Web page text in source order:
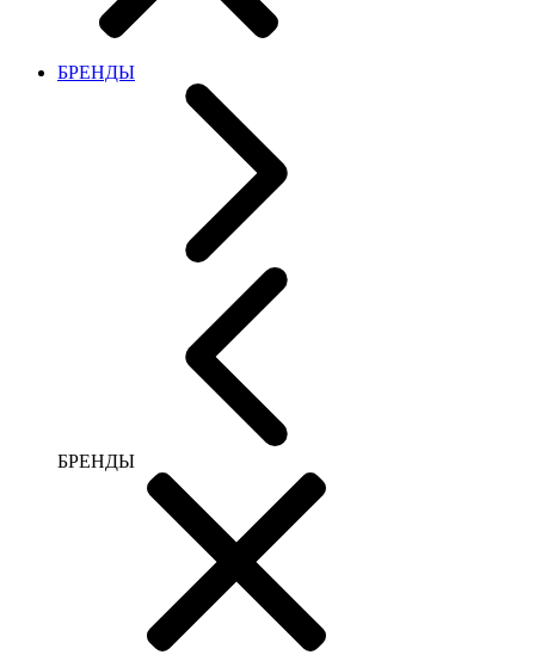
БРЕНДЫ
БРЕНДЫ